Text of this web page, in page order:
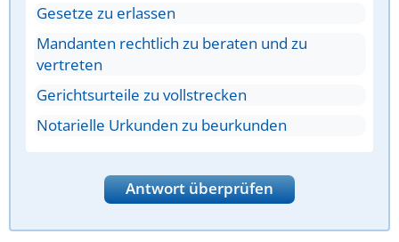
Gesetze zu erlassen
Mandanten rechtlich zu beraten und zu
vertreten
Gerichtsurteile zu vollstrecken
Notarielle Urkunden zu beurkunden
Antwort überprüfen